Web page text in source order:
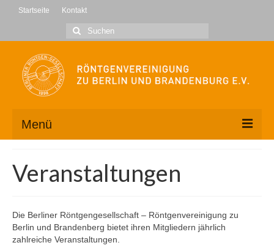
Startseite Kontakt
Suche
nach:
Menü
Kontakt
Vorstand
Veranstaltungen
Die Berliner Röntgengesellschaft – Röntgenvereinigung zu
Berlin und Brandenberg bietet ihren Mitgliedern jährlich
zahlreiche Veranstaltungen.